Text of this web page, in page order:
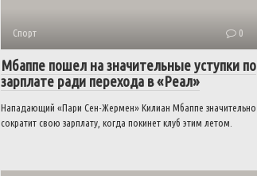
Спорт 0
Мбаппе пошел на значительные уступки по
зарплате ради перехода в «Реал»
Нападающий «Пари Сен-Жермен» Килиан Мбаппе значительно
сократит свою зарплату, когда покинет клуб этим летом.